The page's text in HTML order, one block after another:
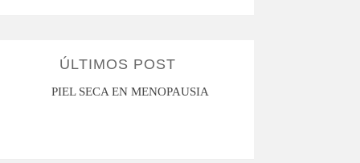
ÚLTIMOS POST
PIEL SECA EN MENOPAUSIA